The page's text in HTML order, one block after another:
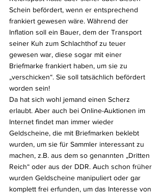
Schein befördert, wenn er entsprechend
frankiert gewesen wäre. Während der
Inflation soll ein Bauer, dem der Transport
seiner Kuh zum Schlachthof zu teuer
gewesen war, diese sogar mit einer
Briefmarke frankiert haben, um sie zu
„verschicken“. Sie soll tatsächlich befördert
worden sein!
Da hat sich wohl jemand einen Scherz
erlaubt. Aber auch bei Online-Auktionen im
Internet findet man immer wieder
Geldscheine, die mit Briefmarken beklebt
wurden, um sie für Sammler interessant zu
machen, z.B. aus dem so genannten „Dritten
Reich“ oder aus der DDR. Auch schon früher
wurden Geldscheine manipuliert oder gar
komplett frei erfunden, um das Interesse von